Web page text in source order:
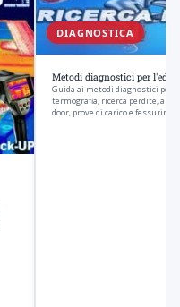
DIAGNOSTICA
Metodi diagnostici per
Guida ai metodi diagnostici per
termografia, ricerca perdite,
door, prove di carico e